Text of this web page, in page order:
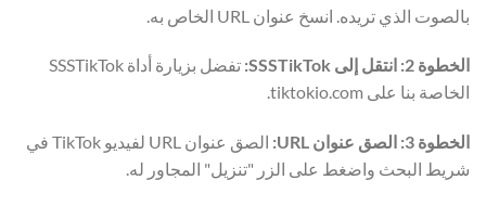
بالصوت الذي تريده. انسخ عنوان URL الخاص به.
الخطوة 2: انتقل إلى SSSTikTok:
تفضل بزيارة أداة SSSTikTok
الخاصة بنا على tiktokio.com.
الخطوة 3: الصق عنوان URL:
الصق عنوان URL لفيديو TikTok في
شريط البحث واضغط على الزر "تنزيل" المجاور له.